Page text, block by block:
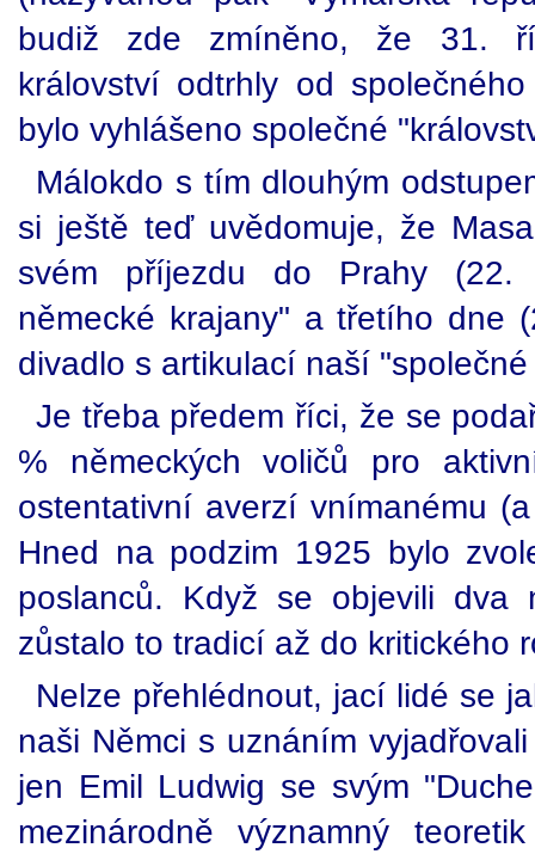
budiž zde zmíněno, že 31.
království odtrhly od
bylo vyhlášeno společné
Málokdo s tím dlouhým
si ještě teď uvědomuje, že
svém příjezdu do Prahy
německé krajany" a třetího dne
divadlo s artikulací naší
Je třeba předem říci, že se
% německých voličů pro
ostentativní averzí vnímanému
Hned na podzim 1925 bylo
poslanců. Když se objevili dva
zůstalo to tradicí až do kritického
Nelze přehlédnout, jací lidé se
naši Němci s uznáním
jen Emil Ludwig se svým
mezinárodně významný